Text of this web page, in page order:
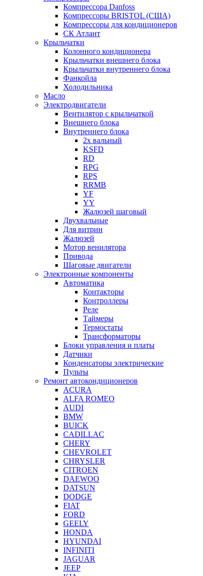
Компрессора Danfoss
Компрессоры BRISTOL (США)
Компрессоры для кондиционеров
СК Атлант
Крыльчатки
Колонного кондиционера
Крыльчатки внешнего блока
Крыльчатки внутреннего блока
Фанкойла
Холодильника
Масло
Электродвигатели
Вентилятор с крыльчаткой
Внешнего блока
Внутреннего блока
2х вальный
KSFD
RD
RPG
RPS
RRMB
YF
YY
Жалюзей шаговый
Двухвальные
Для витрин
Жалюзей
Мотор венилятора
Привода
Шаговые двигатели
Электронные компоненты
Автоматика
Контакторы
Контроллеры
Реле
Таймеры
Термостаты
Трансформаторы
Блоки управления и платы
Датчики
Конденсаторы электрические
Пульты
Ремонт автокондиционеров
ACURA
ALFA ROMEO
AUDI
BMW
BUICK
CADILLAC
CHERY
CHEVROLET
CHRYSLER
CITROEN
DAEWOO
DATSUN
DODGE
FIAT
FORD
GEELY
HONDA
HYUNDAI
INFINITI
JAGUAR
JEEP